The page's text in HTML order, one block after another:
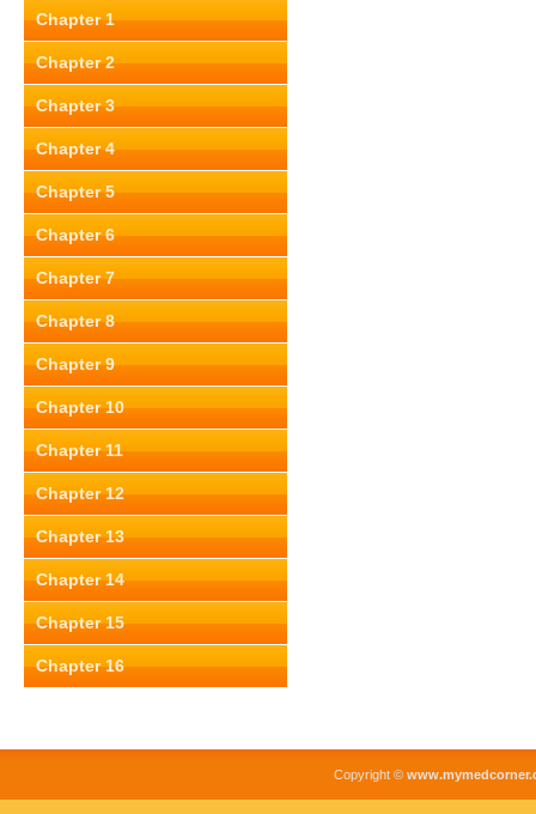
Chapter 1
Chapter 2
Chapter 3
Chapter 4
Chapter 5
Chapter 6
Chapter 7
Chapter 8
Chapter 9
Chapter 10
Chapter 11
Chapter 12
Chapter 13
Chapter 14
Chapter 15
Chapter 16
Copyright ©